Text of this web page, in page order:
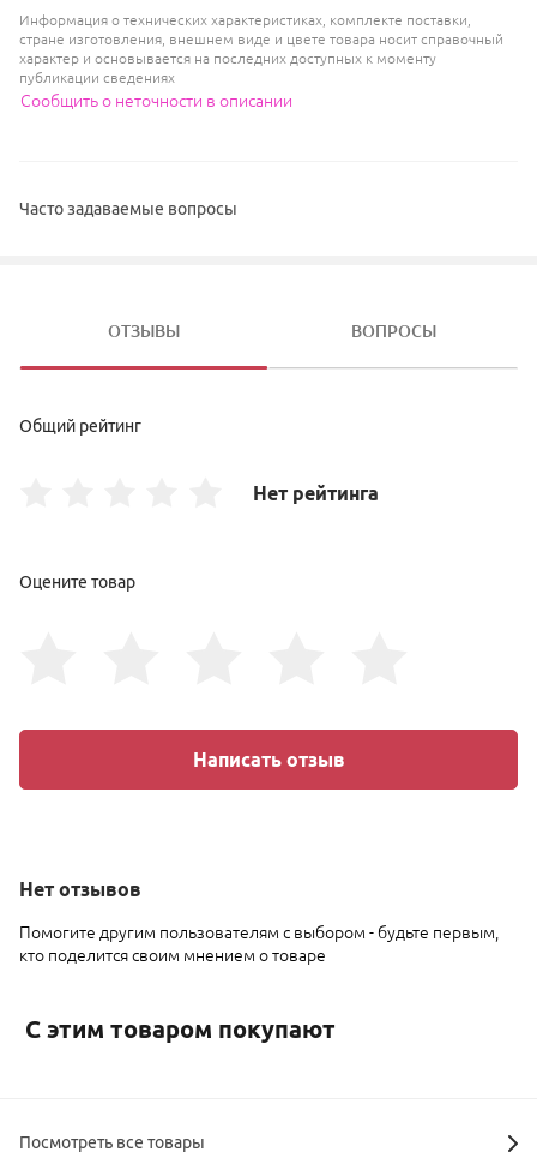
Информация о технических характеристиках, комплекте поставки,
стране изготовления, внешнем виде и цвете товара носит справочный
характер и основывается на последних доступных к моменту
публикации сведениях
Сообщить о неточности в описании
Часто задаваемые вопросы
ОТЗЫВЫ ВОПРОСЫ
Нет отзывов
Помогите другим пользователям с выбором - будьте первым,
кто поделится своим мнением о товаре
Общий рейтинг
Нет рейтинга
Оцените товар
Написать отзыв
С этим товаром покупают
Посмотреть все товары